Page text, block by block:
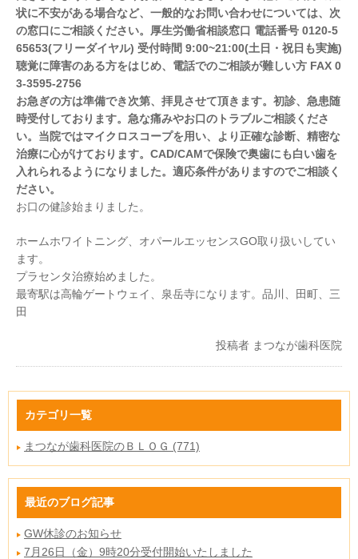
状に不安がある場合など、一般的なお問い合わせについては、次
の窓口にご相談ください。厚生労働省相談窓口 電話番号 0120-5
65653(フリーダイヤル) 受付時間 9:00~21:00(土日・祝日も実施)
聴覚に障害のある方をはじめ、電話でのご相談が難しい方 FAX 0
3-3595-2756
お急ぎの方は準備でき次第、拝見させて頂きます。初診、急患随
時受付しております。急な痛みやお口のトラブルご相談くださ
い。当院ではマイクロスコープを用い、より正確な診断、精密な
治療に心がけております。CAD/CAMで保険で奥歯にも白い歯を
入れられるようになりました。適応条件がありますのでご相談く
ださい。
お口の健診始まりました。
ホームホワイトニング、オパールエッセンスGO取り扱いしてい
ます。
プラセンタ治療始めました。
最寄駅は高輪ゲートウェイ、泉岳寺になります。品川、田町、三
田
投稿者 まつなが歯科医院
カテゴリ一覧
まつなが歯科医院のＢＬＯＧ (771)
最近のブログ記事
GW休診のお知らせ
7月26日（金）9時20分受付開始いたしました